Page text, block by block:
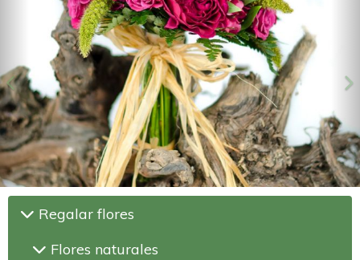
Regalar flores
Flores naturales